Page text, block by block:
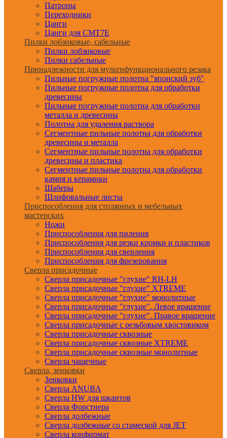
Патроны
Переходники
Цанги
Цанги для CMT7E
Пилки лобзиковые, сабельные
Пилки лобзиковые
Пилки сабельные
Принадлежности для мультифункционального резака
Пильные погружные полотна "японский зуб"
Пильные погружные полотна для обработки
древесины
Пильные погружные полотна для обработки
металла и древесины
Полотна для удаления раствора
Сегментные пильные полотна для обработки
древесины и металла
Сегментные пильные полотна для обработки
древесины и пластика
Сегментные пильные полотна для обработки
камня и керамики
Шаберы
Шлифовальные листы
Приспособления для столярных и мебельных
мастерских
Ножи
Приспособления для пиления
Приспособления для резки кромки и пластиков
Приспособления для сверления
Приспособления для фрезерования
Сверла присадочные
Сверла присадочные "глухие" RH-LH
Сверла присадочные "глухие" XTREME
Сверла присадочные "глухие" монолитные
Сверла присадочные "глухие". Левое вращение
Сверла присадочные "глухие". Правое вращение
Сверла присадочные с резьбовым хвостовиком
Сверла присадочные сквозные
Сверла присадочные сквозные XTREME
Сверла присадочные сквозные монолитные
Сверла чашечные
Сверла, зенковки
Зенковки
Сверла ANUBA
Сверла HW для шкантов
Сверла Форстнера
Сверла долбежные
Сверла долбежные со стамеской для JET
Сверла конфирмат